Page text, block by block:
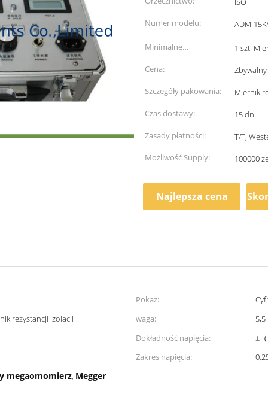
Numer modelu:
ADM-
Minimalne
zamówienie:
1 szt.
Cena:
Zbywalny
Szczegóły pakowania:
Miernik
Czas dostawy:
15 dni
Zasady płatności:
T/T,
Możliwość Supply:
100000
Najlepsza cena
Pokaz:
rezystancji izolacji
waga:
5,5
Dokładność napięcia:
±
Zakres napięcia:
megaomomierz, Megger